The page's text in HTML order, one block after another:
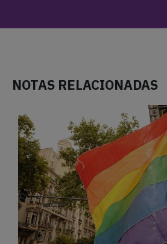
NOTAS RELACIONADAS